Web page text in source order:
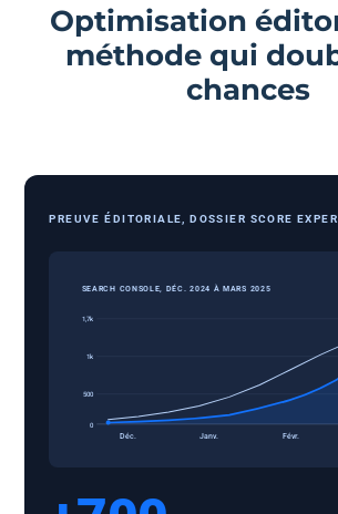
Optimisation
méthode qui
chances
PREUVE ÉDITORIALE, DOSSIER SCORE
SEARCH CONSOLE, DÉC. 2024 À MARS 2025
0
500
1k
1,7k
Déc. Janv. Févr.